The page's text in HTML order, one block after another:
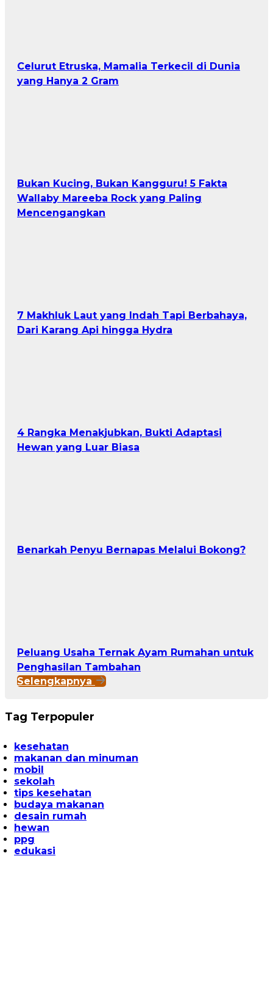
Celurut Etruska, Mamalia Terkecil di Dunia
yang Hanya 2 Gram
Bukan Kucing, Bukan Kangguru! 5 Fakta
Wallaby Mareeba Rock yang Paling
Mencengangkan
7 Makhluk Laut yang Indah Tapi Berbahaya,
Dari Karang Api hingga Hydra
4 Rangka Menakjubkan, Bukti Adaptasi
Hewan yang Luar Biasa
Benarkah Penyu Bernapas Melalui Bokong?
Peluang Usaha Ternak Ayam Rumahan untuk
Penghasilan Tambahan
Selengkapnya
Tag Terpopuler
kesehatan
makanan dan minuman
mobil
sekolah
tips kesehatan
budaya makanan
desain rumah
hewan
ppg
edukasi